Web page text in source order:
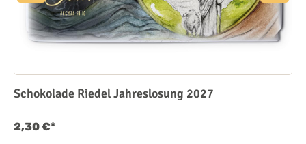
Schokolade Riedel Jahreslosung 2027
2,30 €*